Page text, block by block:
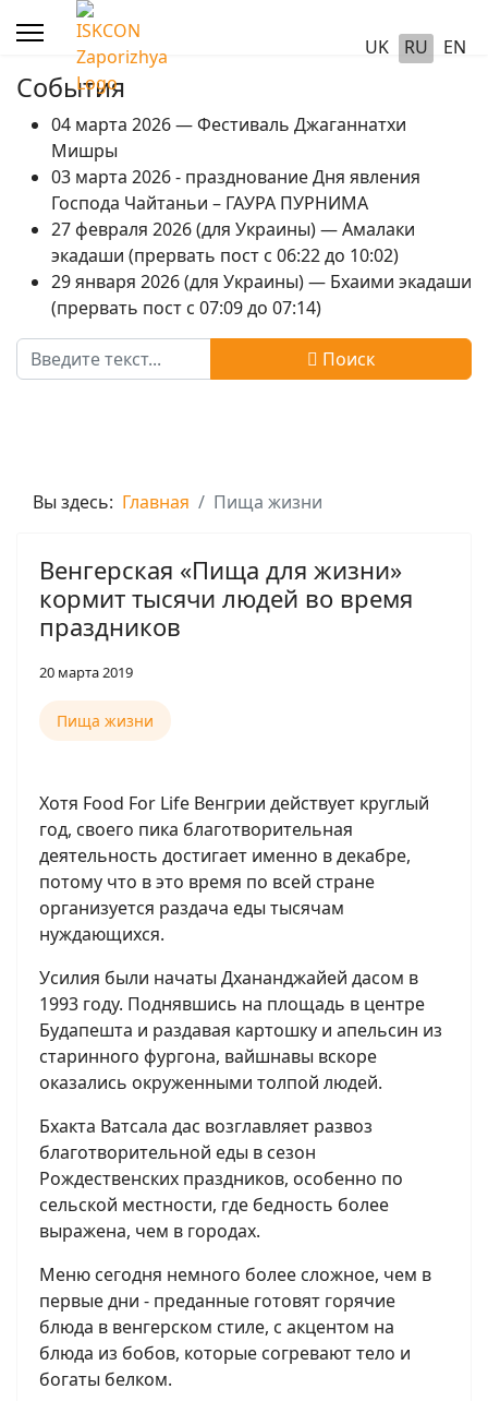
UK RU EN
События
04 марта 2026 — Фестиваль Джаганнатхи
Мишры
03 марта 2026 - празднование Дня явления
Господа Чайтаньи – ГАУРА ПУРНИМА
27 февраля 2026 (для Украины) — Амалаки
экадаши (прервать пост с 06:22 до 10:02)
29 января 2026 (для Украины) — Бхаими экадаши
(прервать пост с 07:09 до 07:14)
Поиск
Поиск
Вы здесь: Главная Пища жизни
Венгерская «Пища для жизни»
кормит тысячи людей во время
праздников
20 марта 2019
Пища жизни
Хотя Food For Life Венгрии действует круглый
год, своего пика благотворительная
деятельность достигает именно в декабре,
потому что в это время по всей стране
организуется раздача еды тысячам
нуждающихся.
Усилия были начаты Дхананджайей дасом в
1993 году. Поднявшись на площадь в центре
Будапешта и раздавая картошку и апельсин из
старинного фургона, вайшнавы вскоре
оказались окруженными толпой людей.
Бхакта Ватсала дас возглавляет развоз
благотворительной еды в сезон
Рождественских праздников, особенно по
сельской местности, где бедность более
выражена, чем в городах.
Меню сегодня немного более сложное, чем в
первые дни - преданные готовят горячие
блюда в венгерском стиле, с акцентом на
блюда из бобов, которые согревают тело и
богаты белком.